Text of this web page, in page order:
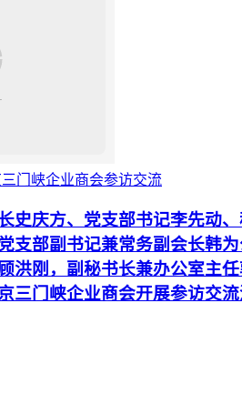
门峡企业商会参访交流
史庆方、党支部书记李先动
支部副书记兼常务副会长韩
洪刚，副秘书长兼办公室主
三门峡企业商会开展参访交